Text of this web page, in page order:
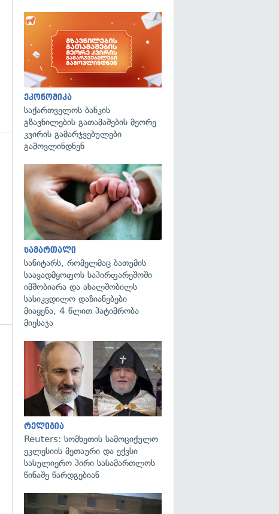
გადახედვა
ეკონომიკა
საქართველოს ბანკის
გზავნილების გათამაშების მეორე
კვირის გამარჯვებულები
გამოვლინდნენ
სამართალი
სანიტარს, რომელმაც ბათუმის
საავადმყოფოს საპირფარეშოში
იმშობიარა და ახალშობილს
სასიკვდილო დაზიანებები
მიაყენა, 4 წლით პატიმრობა
მიესაჯა
რელიგია
Reuters: სომხეთის სამოციქულო
ეკლესიის მეთაური და ექვსი
სასულიერო პირი სასამართლოს
წინაშე წარდგებიან